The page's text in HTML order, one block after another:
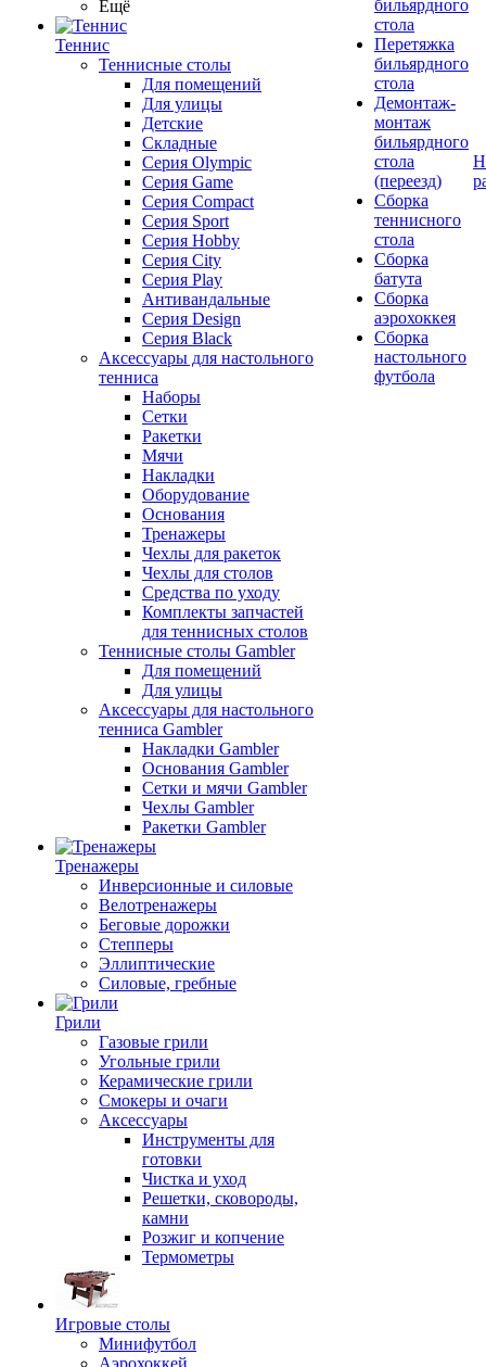
Ещё
Теннис
Теннисные столы
Для помещений
Для улицы
Детские
Складные
Серия Olympic
Серия Game
Серия Compact
Серия Sport
Серия Hobby
Серия City
Серия Play
Антивандальные
Серия Design
Серия Black
Аксессуары для настольного
тенниса
Наборы
Сетки
Ракетки
Мячи
Накладки
Оборудование
Основания
Тренажеры
Чехлы для ракеток
Чехлы для столов
Средства по уходу
Комплекты запчастей
для теннисных столов
Теннисные столы Gambler
Для помещений
Для улицы
Аксессуары для настольного
тенниса Gambler
Накладки Gambler
Основания Gambler
Сетки и мячи Gambler
Чехлы Gambler
Ракетки Gambler
Тренажеры
Инверсионные и силовые
Велотренажеры
Беговые дорожки
Степперы
Эллиптические
Силовые, гребные
Грили
Газовые грили
Угольные грили
Керамические грили
Смокеры и очаги
Аксессуары
Инструменты для
готовки
Чистка и уход
Решетки, сковороды,
камни
Розжиг и копчение
Термометры
Игровые столы
Минифутбол
Аэрохоккей
бильярдного
стола
Перетяжка
бильярдного
стола
Демонтаж-
монтаж
бильярдного
стола
(переезд)
Сборка
теннисного
стола
Сборка
батута
Сборка
аэрохоккея
Сборка
настольного
футбола